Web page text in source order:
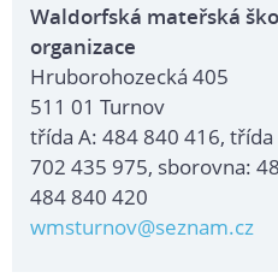
Waldorfská mateřská
organizace
Hruborohozecká 405
511 01 Turnov
třída A: 484 840 416,
702 435 975, sborovna:
484 840 420
wmsturnov@seznam.cz